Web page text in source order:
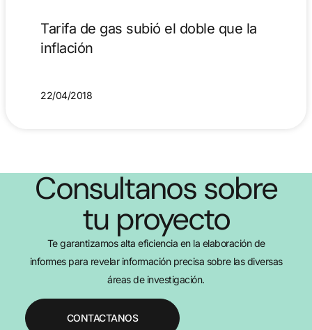
Tarifa de gas subió el doble que la
inflación
22/04/2018
Consultanos sobre
tu proyecto
Te garantizamos alta eficiencia en la elaboración de
informes para revelar información precisa sobre las diversas
áreas de investigación.
CONTACTANOS